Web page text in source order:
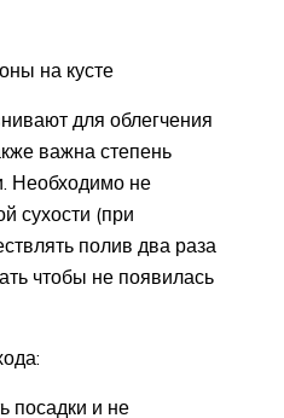
на кусте
для облегчения
важна степень
Необходимо не
сухости (при
полив два раза
чтобы не появилась
посадки и не